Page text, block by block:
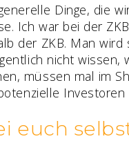
Dinge, die
Ich war bei der
der ZKB. Man
nicht wissen,
müssen mal im
Investoren
euch